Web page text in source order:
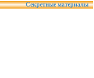
Секретные материалы